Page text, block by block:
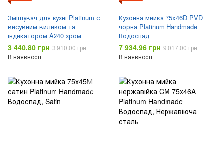
Змішувач для кухні Platinum с
висувним виливом та
індикатором A240 хром
3 440.80 грн 3 910.00 грн
В наявності
Кухонна мийка 75x46D PVD
чорна Platinum Handmade
Водоспад
7 934.96 грн 9 017.00 грн
В наявності